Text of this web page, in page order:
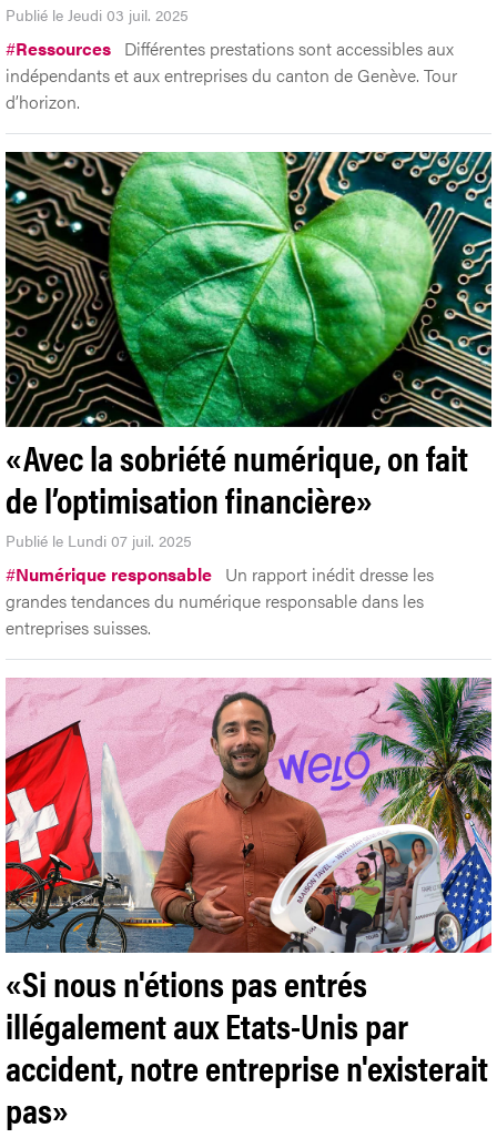
Publié le Jeudi 03 juil. 2025
#Ressources Différentes prestations sont accessibles aux
indépendants et aux entreprises du canton de Genève. Tour
d’horizon.
«Avec la sobriété numérique, on fait
de l’optimisation financière»
Publié le Lundi 07 juil. 2025
#Numérique responsable Un rapport inédit dresse les
grandes tendances du numérique responsable dans les
entreprises suisses.
«Si nous n'étions pas entrés
illégalement aux Etats-Unis par
accident, notre entreprise n'existerait
pas»